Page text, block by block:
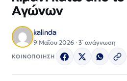
Αγώνων
kalinda
9 Μαΐου 2026 · 3΄ ανάγνωση
ΚΟΙΝΟΠΟΙΗΣΗ